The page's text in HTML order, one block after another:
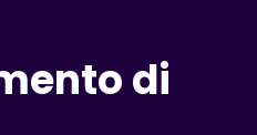
di